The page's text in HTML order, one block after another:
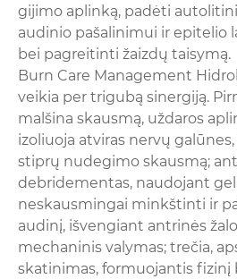
gijimo aplinką, padėti
audinio pašalinimui ir epitelio
bei pagreitinti žaizdų taisymą.
Burn Care Management
veikia per trigubą sinergiją.
malšina skausmą, uždaros
izoliuoja atviras nervų
stiprų nudegimo skausmą;
debridementas, naudojant
neskausmingai minkštinti ir
audinį, išvengiant antrinės
mechaninis valymas; trečia,
skatinimas, formuojantis fizinį